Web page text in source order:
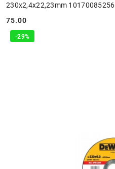
230x2,4x22,23mm 10170085256
Cena:
75.00
-29%